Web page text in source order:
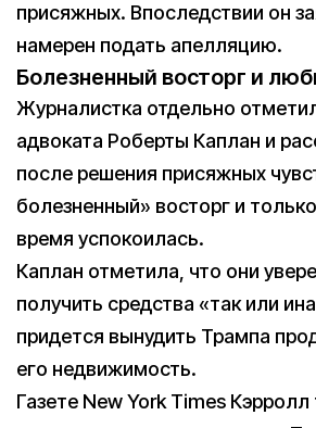
присяжных. Впоследствии он
намерен подать апелляцию.
Болезненный восторг и
Журналистка отдельно
адвоката Роберты Каплан и
после решения присяжных
болезненный» восторг и
время успокоилась.
Каплан отметила, что они
получить средства «так или
придется вынудить Трампа
его недвижимость.
Газете New York Times